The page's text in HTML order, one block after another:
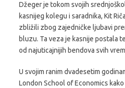
Džeger je tokom svojih
kasnijeg kolegu i saradnika, Kit
zbližili zbog zajedničke ljubavi
bluzu. Ta veza je kasnije postala
od najuticajnijih bendova svih
U svojim ranim dvadesetim
London School of Economics